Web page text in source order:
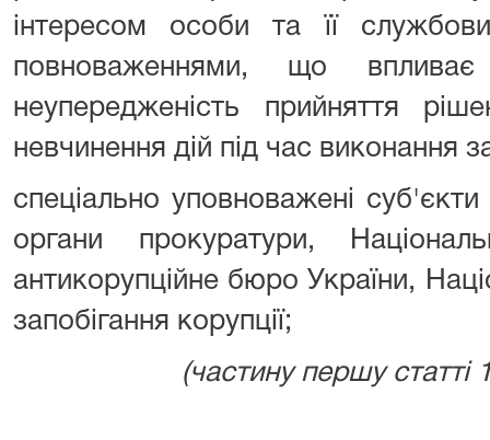
інтересом особи та її
повноваженнями, що
неупередженість прийняття
невчинення дій під час виконання
спеціально уповноважені суб'єкти
органи прокуратури,
антикорупційне бюро України,
запобігання корупції;
(частину першу